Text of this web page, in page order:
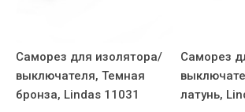
Саморез для изолятора/
выключателя, Темная
бронза, Lindas 11031
Саморез
латунь,